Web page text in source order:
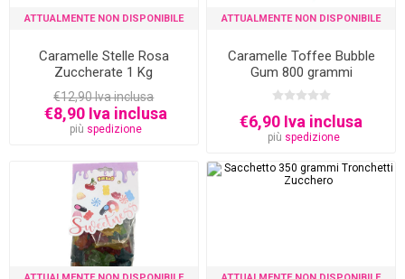
ATTUALMENTE NON DISPONIBILE
Caramelle Stelle Rosa
Zuccherate 1 Kg
€12,90 Iva inclusa
€8,90 Iva inclusa
più spedizione
ATTUALMENTE NON DISPONIBILE
Caramelle Toffee Bubble
Gum 800 grammi
€6,90 Iva inclusa
più spedizione